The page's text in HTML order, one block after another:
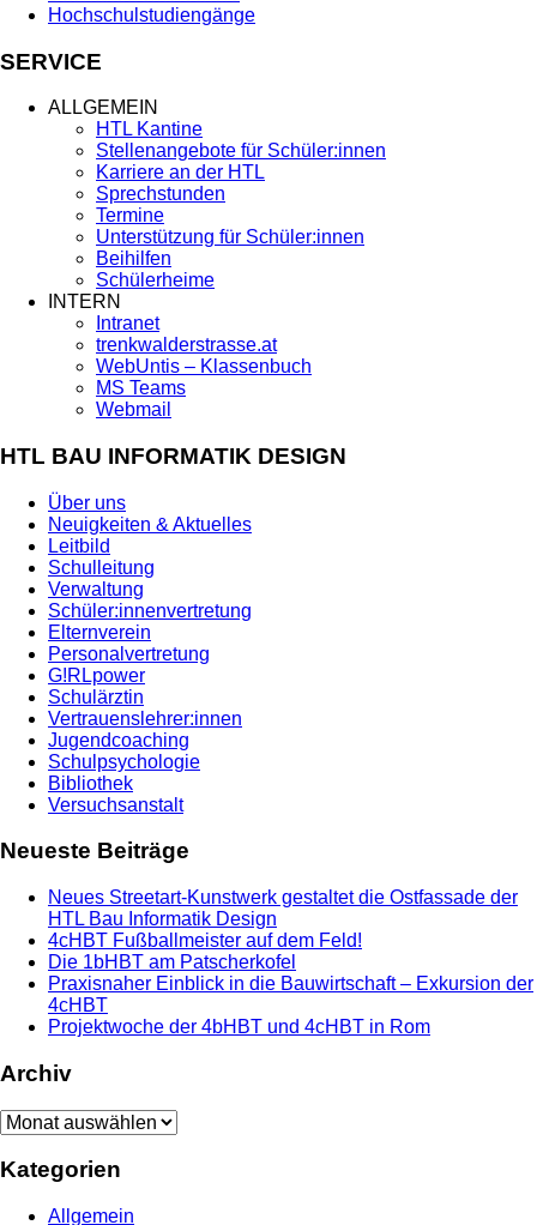
Hochschulstudiengänge
SERVICE
ALLGEMEIN
HTL Kantine
Stellenangebote für Schüler:innen
Karriere an der HTL
Sprechstunden
Termine
Unterstützung für Schüler:innen
Beihilfen
Schülerheime
INTERN
Intranet
trenkwalderstrasse.at
WebUntis – Klassenbuch
MS Teams
Webmail
HTL BAU INFORMATIK DESIGN
Über uns
Neuigkeiten & Aktuelles
Leitbild
Schulleitung
Verwaltung
Schüler:innenvertretung
Elternverein
Personalvertretung
G!RLpower
Schulärztin
Vertrauenslehrer:innen
Jugendcoaching
Schulpsychologie
Bibliothek
Versuchsanstalt
Neueste Beiträge
Neues Streetart-Kunstwerk gestaltet die Ostfassade der
HTL Bau Informatik Design
4cHBT Fußballmeister auf dem Feld!
Die 1bHBT am Patscherkofel
Praxisnaher Einblick in die Bauwirtschaft – Exkursion der
4cHBT
Projektwoche der 4bHBT und 4cHBT in Rom
Archiv
Archiv
Kategorien
Allgemein